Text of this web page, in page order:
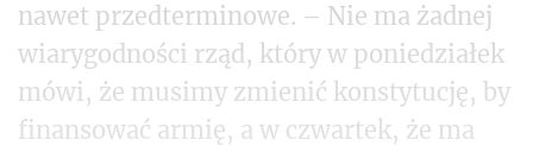
nawet przedterminowe. – Nie ma żadnej
wiarygodności rząd, który w poniedziałek
mówi, że musimy zmienić konstytucję, by
finansować armię, a w czwartek, że ma